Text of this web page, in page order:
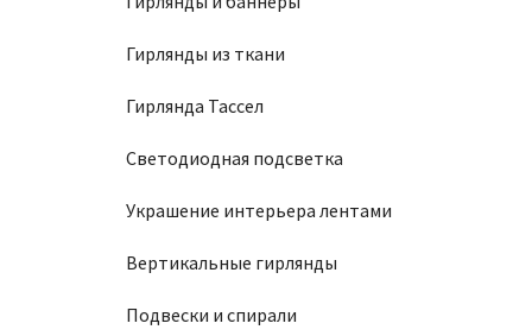
Гирлянды из ткани
Гирлянда Тассел
Светодиодная подсветка
Украшение интерьера лентами
Вертикальные гирлянды
Подвески и спирали